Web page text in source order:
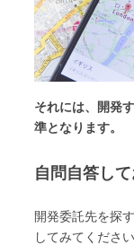
それには、開発
準となります。
自問自答し
開発委託先を探
してみてください